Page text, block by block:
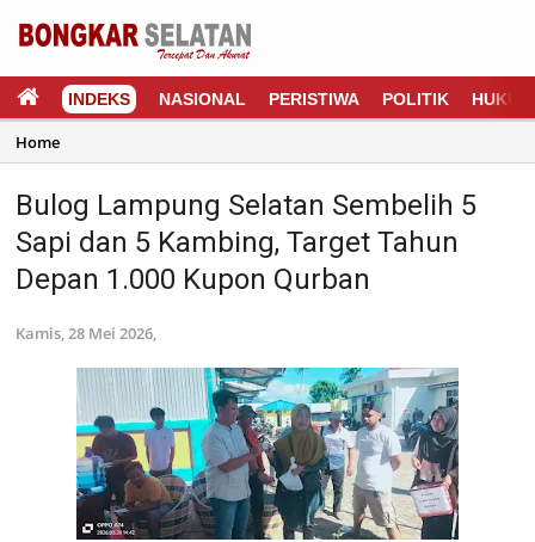
INDEKS NASIONAL PERISTIWA POLITIK HUKUM
Home
Bulog Lampung Selatan Sembelih 5
Sapi dan 5 Kambing, Target Tahun
Depan 1.000 Kupon Qurban
Kamis, 28 Mei 2026,